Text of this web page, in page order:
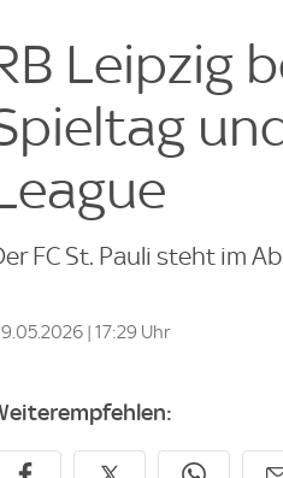
Leipzig
FC St. Pauli steht im
| 17:29 Uhr